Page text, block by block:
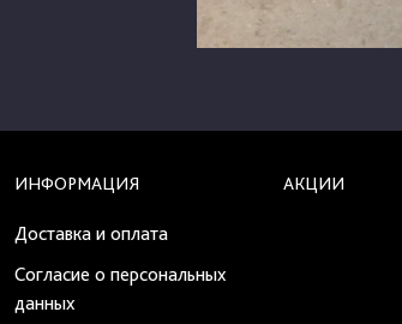
ИНФОРМАЦИЯ
Доставка и оплата
Согласие о персональных
данных
АКЦИИ